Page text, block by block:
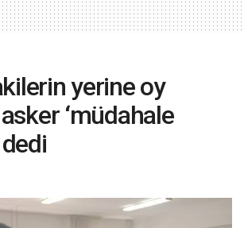
yerine oy
asker ‘müdahale